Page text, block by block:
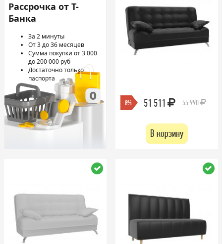
Рассрочка от Т-
Банка
За 2 минуты
От 3 до 36 месяцев
Сумма покупки от 3 000
до 200 000 руб
Достаточно только
паспорта
-8% 51 511 55 990
В корзину